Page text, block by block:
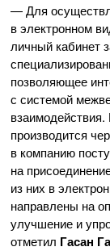
— Для
в электронном
личный кабинет
позволяющее
с системой
производится
в компанию
на
из них в
направлены на
улучшение и
отметил Гасан